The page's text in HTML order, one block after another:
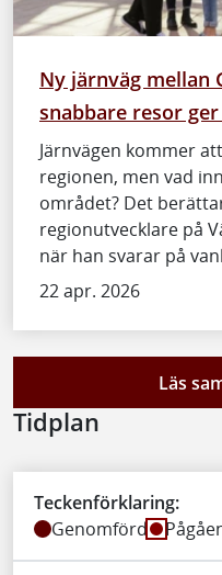
Ny järnväg mellan
snabbare resor
Järnvägen kommer
regionen, men vad
området? Det
regionutvecklare på
när han svarar på
22 apr. 2026
Läs
Tidplan
Teckenförklaring:
Genomförd